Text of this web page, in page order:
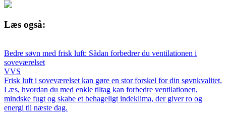
Læs også:
Bedre søvn med frisk luft: Sådan forbedrer du ventilationen i
soveværelset
VVS
Frisk luft i soveværelset kan gøre en stor forskel for din søvnkvalitet.
Læs, hvordan du med enkle tiltag kan forbedre ventilationen,
mindske fugt og skabe et behageligt indeklima, der giver ro og
energi til næste dag.